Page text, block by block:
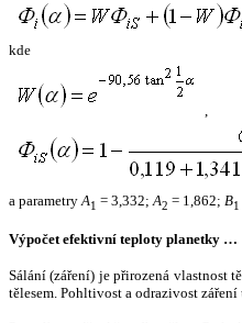
kde
,
a parametryA1 = 3,332;A2 = 1,862; B1
Výpočet efektivní teploty planetky …
Sálání (záření) je přirozená vlastnost
tělesem. Pohltivost a odrazivost